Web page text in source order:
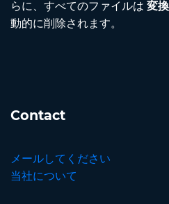
らに、すべてのファイルは 変
動的に削除されます。
Contact
メールしてください
当社について